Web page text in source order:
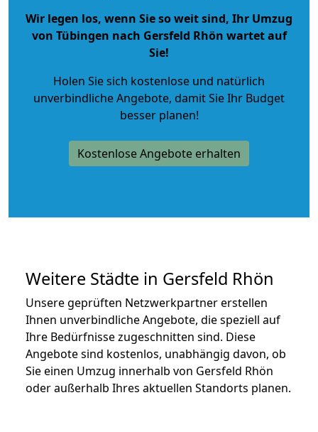
Wir legen los, wenn Sie so weit sind, Ihr Umzug
von Tübingen nach Gersfeld Rhön wartet auf
Sie!
Holen Sie sich kostenlose und natürlich
unverbindliche Angebote, damit Sie Ihr Budget
besser planen!
Kostenlose Angebote erhalten
Weitere Städte in Gersfeld Rhön
Unsere geprüften Netzwerkpartner erstellen
Ihnen unverbindliche Angebote, die speziell auf
Ihre Bedürfnisse zugeschnitten sind. Diese
Angebote sind kostenlos, unabhängig davon, ob
Sie einen Umzug innerhalb von Gersfeld Rhön
oder außerhalb Ihres aktuellen Standorts planen.